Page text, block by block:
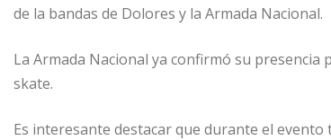
de la bandas de Dolores y la Armada Nacional.
La Armada Nacional ya confirmó su
skate.
Es interesante destacar que durante el